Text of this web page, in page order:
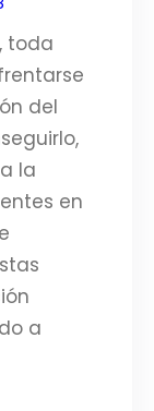
toda
del
la
en
a